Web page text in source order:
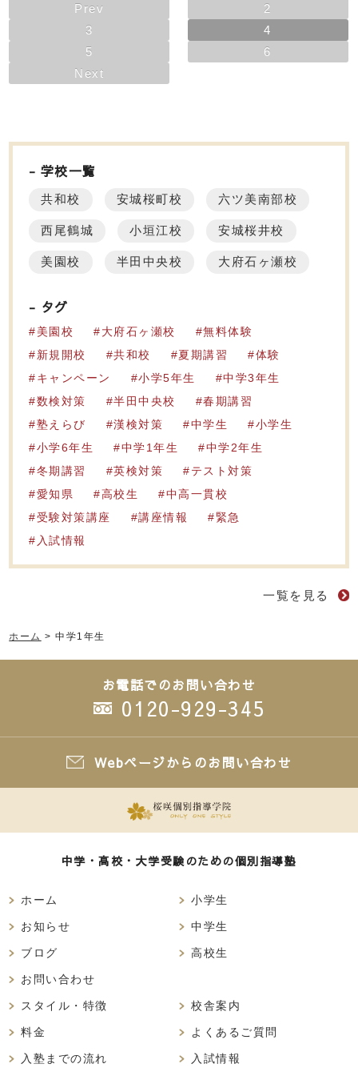
Prev
2
3
4
5
6
Next
学校一覧
共和校 安城桜町校 六ツ美南部校
西尾鶴城 小垣江校 安城桜井校
美園校 半田中央校 大府石ヶ瀬校
タグ
美園校 大府石ヶ瀬校
無料体験
新規開校
共和校 夏期講習
体験
キャンペーン
小学5年生
中学3年生
数検対策
半田中央校
春期講習
塾えらび
漢検対策 中学生
小学生
小学6年生
中学1年生
中学2年生
冬期講習
英検対策
テスト対策
愛知県
高校生
中高一貫校
受験対策講座
講座情報
緊急
入試情報
一覧を見る
ホーム >中学1年生
お電話でのお問い合わせ
0120-929-345
Webページからのお問い合わせ
中学・高校・大学受験のための個別指導塾
ホーム
お知らせ
ブログ
お問い合わせ
小学生
中学生
高校生
スタイル・特徴
料金
入塾までの流れ
校舎案内
よくあるご質問
入試情報